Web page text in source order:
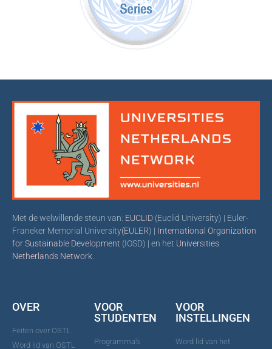
Met de welwillende steun van: EUCLID (Euclid University) | Euler-
Franeker Memorial University(EULER) | International Organization
for Sustainable Development (IOSD) | en het Universities
Netherlands Network
OVER
Feiten over OSTL
Word lid van OSTL
VOOR
STUDENTEN
Programma's
VOOR
INSTELLINGEN
Word lid van het